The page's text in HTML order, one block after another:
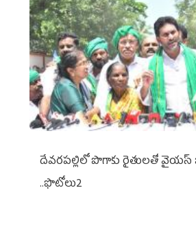
దేవరపల్లిలో పొగాకు రైతులతో
..ఫొటోలు2